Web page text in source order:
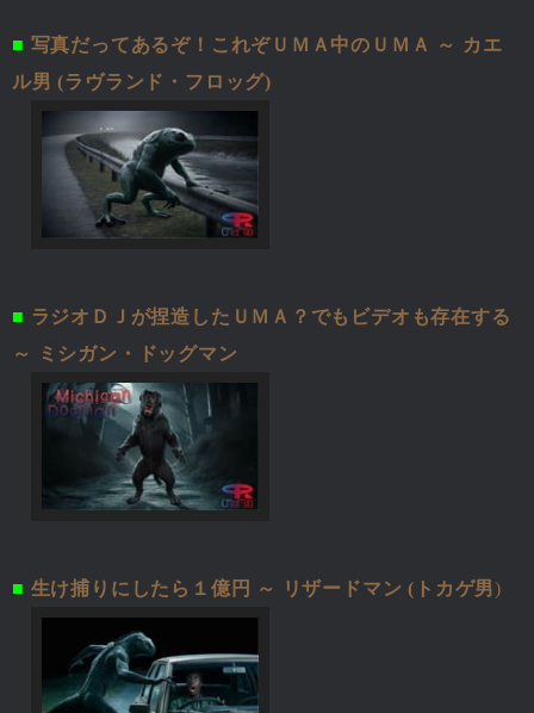
■ 写真だってあるぞ！これぞＵＭＡ中のＵＭＡ ～ カエ
ル男 (ラヴランド・フロッグ)
■ ラジオＤＪが捏造したＵＭＡ？でもビデオも存在する
～ ミシガン・ドッグマン
■ 生け捕りにしたら１億円 ～ リザードマン (トカゲ男)